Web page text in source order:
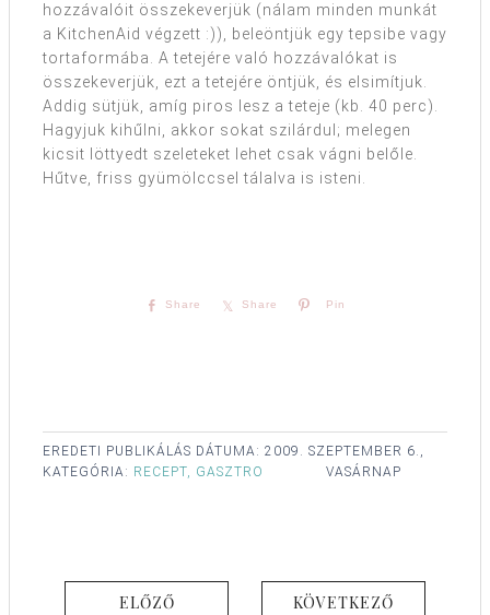
hozzávalóit összekeverjük (nálam minden munkát
a KitchenAid végzett :)), beleöntjük egy tepsibe vagy
tortaformába. A tetejére való hozzávalókat is
összekeverjük, ezt a tetejére öntjük, és elsimítjuk.
Addig sütjük, amíg piros lesz a teteje (kb. 40 perc).
Hagyjuk kihűlni, akkor sokat szilárdul; melegen
kicsit löttyedt szeleteket lehet csak vágni belőle.
Hűtve, friss gyümölccsel tálalva is isteni.
Share Share Pin
EREDETI PUBLIKÁLÁS DÁTUMA: 2009. SZEPTEMBER 6.,
VASÁRNAP
KATEGÓRIA: RECEPT, GASZTRO
ELŐZŐ KÖVETKEZŐ